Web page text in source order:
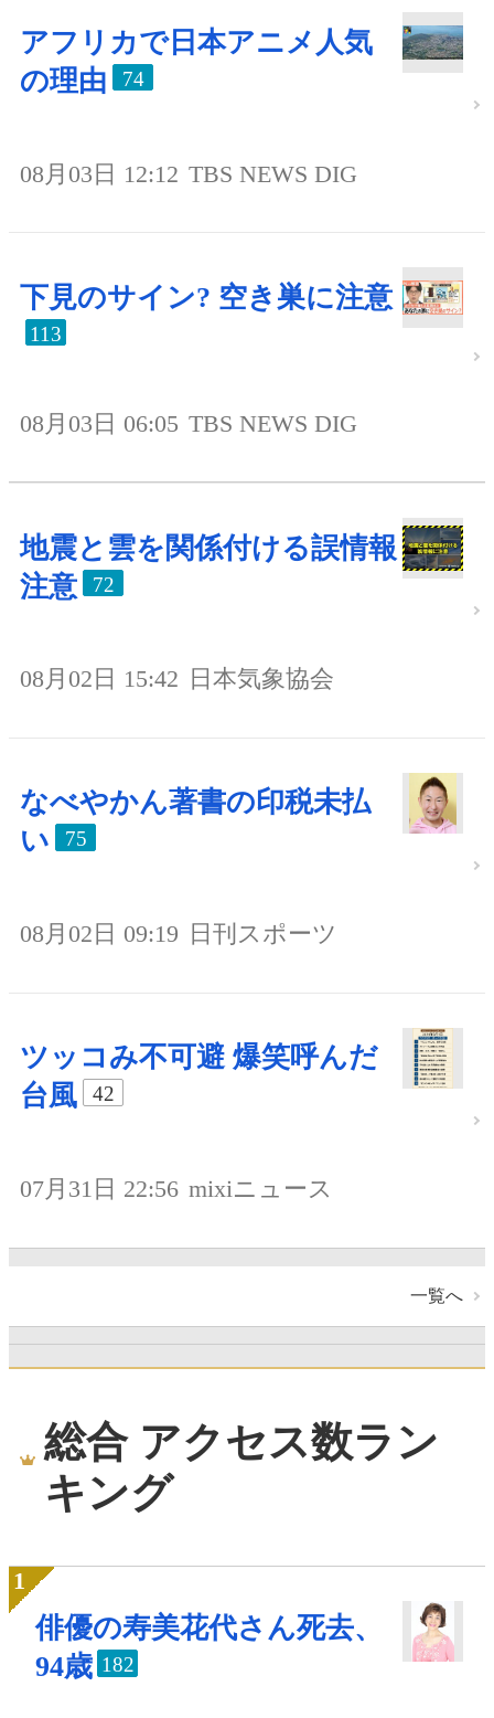
アフリカで日本アニメ人気
の理由
74
08月03日 12:12 TBS NEWS DIG
下見のサイン? 空き巣に注意
113
08月03日 06:05 TBS NEWS DIG
地震と雲を関係付ける誤情報
注意
72
08月02日 15:42 日本気象協会
なべやかん著書の印税未払
い
75
08月02日 09:19 日刊スポーツ
ツッコみ不可避 爆笑呼んだ
台風
42
07月31日 22:56 mixiニュース
一覧へ
総合 アクセス数ラン
キング
俳優の寿美花代さん死去、
94歳 182